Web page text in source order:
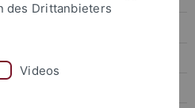
des Drittanbieters
Videos